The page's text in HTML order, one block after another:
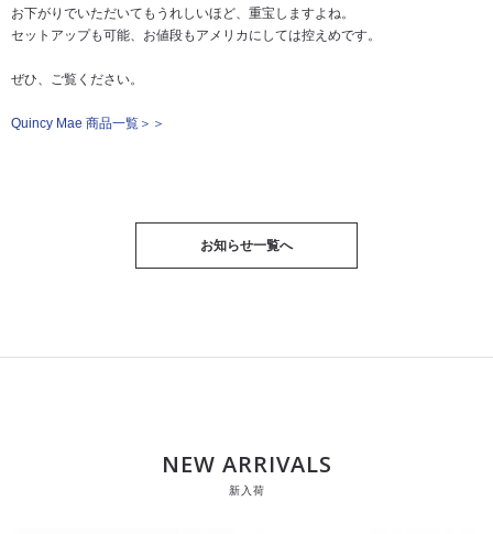
お下がりでいただいてもうれしいほど、重宝しますよね。
セットアップも可能、お値段もアメリカにしては控えめです。
ぜひ、ご覧ください。
Quincy Mae 商品一覧＞＞
お知らせ一覧へ
NEW ARRIVALS
新入荷